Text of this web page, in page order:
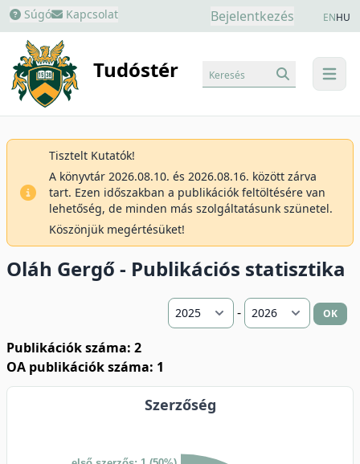
Súgó Kapcsolat Bejelentkezés ENHU
Tudóstér menu
Keresés
Tisztelt Kutatók!
A könyvtár 2026.08.10. és 2026.08.16. között zárva
tart. Ezen időszakban a publikációk feltöltésére van
lehetőség, de minden más szolgáltatásunk szünetel.
Köszönjük megértésüket!
Oláh Gergő - Publikációs statisztika
- OK
Publikációk száma: 2
OA publikációk száma: 1
Szerzőség